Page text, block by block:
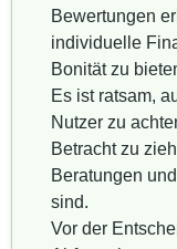
Bewertungen
individuelle
Bonität zu
Es ist ratsam,
Nutzer zu
Betracht zu
Beratungen
sind.
Vor der